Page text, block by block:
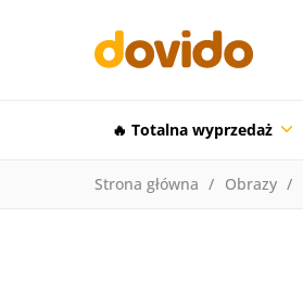
🔥 Totalna wyprzedaż
Strona główna Obrazy